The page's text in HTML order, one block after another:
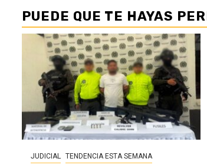
PUEDE QUE TE HAYAS
JUDICIAL TENDENCIA ESTA SEMANA